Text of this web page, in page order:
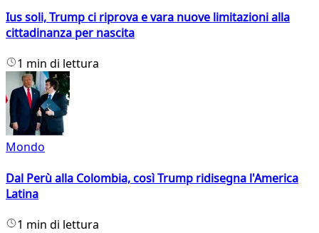
Ius soli, Trump ci riprova e vara nuove limitazioni alla
cittadinanza per nascita
1 min di lettura
Mondo
Dal Perù alla Colombia, così Trump ridisegna l'America
Latina
1 min di lettura